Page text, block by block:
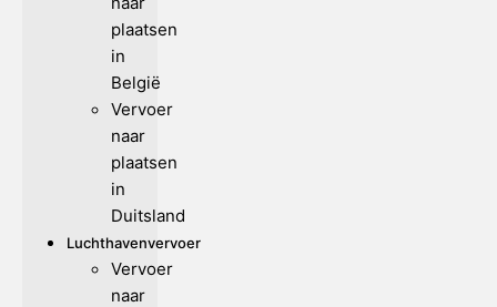
plaatsen
in
België
Vervoer
naar
plaatsen
in
Duitsland
Luchthavenvervoer
Vervoer
naar